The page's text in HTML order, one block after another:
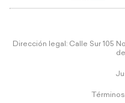
Dirección legal: Calle Sur 105